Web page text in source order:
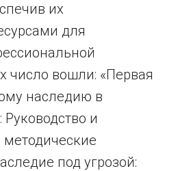
их
для
число вошли: «Первая
наследию в
Руководство и
методические
под угрозой: